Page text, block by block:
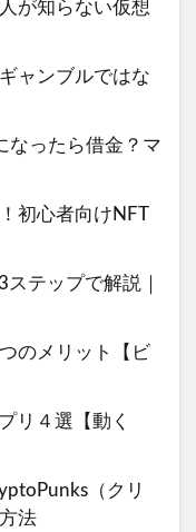
が知らない仮想
ャンブルではな
なったら借金？マ
初心者向けNFT
テップで解説｜
のメリット【ビ
リ４選【動く
（クリ
法